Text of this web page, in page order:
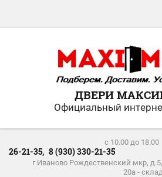
ДВЕРИ
Официальный
c 10.00 до 18.00
26-21-35, 8 (930) 330-21-35
г.Иваново Рождественский мкр,
20а -